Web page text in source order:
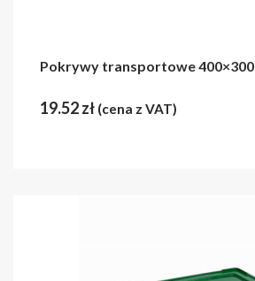
Pokrywy transportowe 400×300
19.52zł (cena z VAT)